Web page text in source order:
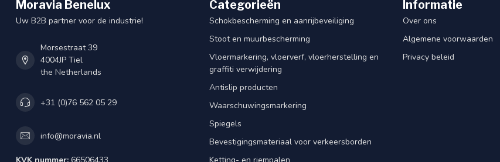
Moravia Benelux
Uw B2B partner voor de industrie!
Morsestraat 39
4004JP Tiel
the Netherlands
+31 (0)76 562 05 29
info@moravia.nl
Categorieën
Schokbescherming en aanrijbeveiliging
Stoot en muurbescherming
Vloermarkering, vloerverf, vloerherstelling en
graffiti verwijdering
Antislip producten
Waarschuwingsmarkering
Spiegels
Bevestigingsmateriaal voor verkeersborden
Informatie
Over ons
Algemene voorwaarden
Privacy beleid